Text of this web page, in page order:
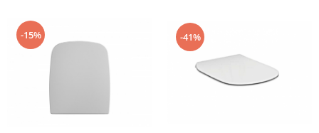
Lavoare suspendate,semipiedestal
Bideuri
Bideuri stative
Vase WC
-15% -41%